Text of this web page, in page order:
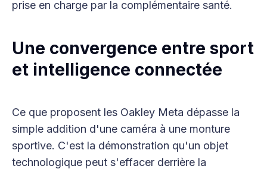
prise en charge par la complémentaire santé.
Une convergence entre sport
et intelligence connectée
Ce que proposent les Oakley Meta dépasse la
simple addition d'une caméra à une monture
sportive. C'est la démonstration qu'un objet
technologique peut s'effacer derrière la